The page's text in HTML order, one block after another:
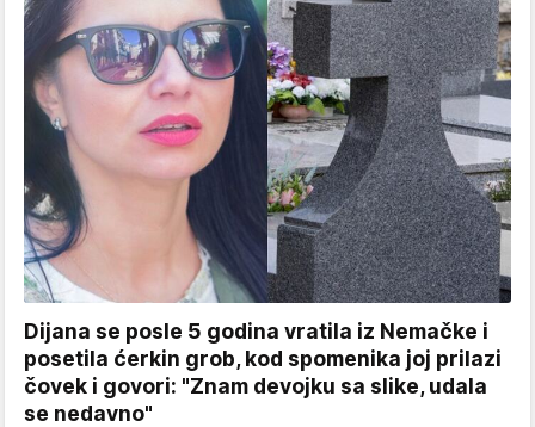
Dijana se posle 5 godina vratila iz Nemačke i
posetila ćerkin grob, kod spomenika joj prilazi
čovek i govori: "Znam devojku sa slike, udala
se nedavno"